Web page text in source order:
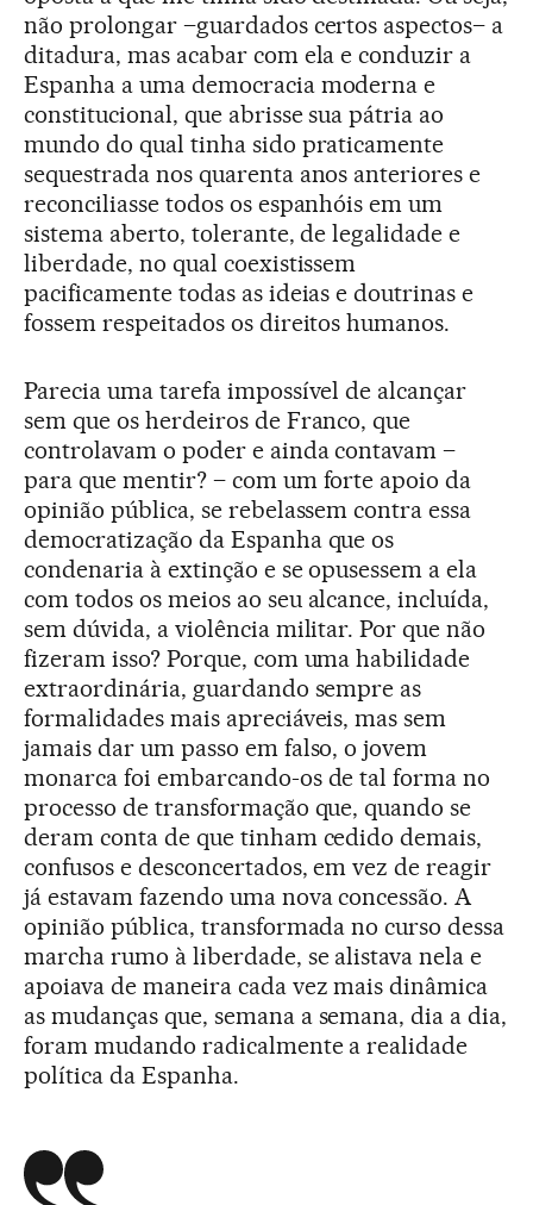
não prolongar –guardados certos aspectos– a
ditadura, mas acabar com ela e conduzir a
Espanha a uma democracia moderna e
constitucional, que abrisse sua pátria ao
mundo do qual tinha sido praticamente
sequestrada nos quarenta anos anteriores e
reconciliasse todos os espanhóis em um
sistema aberto, tolerante, de legalidade e
liberdade, no qual coexistissem
pacificamente todas as ideias e doutrinas e
fossem respeitados os direitos humanos.
Parecia uma tarefa impossível de alcançar
sem que os herdeiros de Franco, que
controlavam o poder e ainda contavam –
para que mentir? – com um forte apoio da
opinião pública, se rebelassem contra essa
democratização da Espanha que os
condenaria à extinção e se opusessem a ela
com todos os meios ao seu alcance, incluída,
sem dúvida, a violência militar. Por que não
fizeram isso? Porque, com uma habilidade
extraordinária, guardando sempre as
formalidades mais apreciáveis, mas sem
jamais dar um passo em falso, o jovem
monarca foi embarcando-os de tal forma no
processo de transformação que, quando se
deram conta de que tinham cedido demais,
confusos e desconcertados, em vez de reagir
já estavam fazendo uma nova concessão. A
opinião pública, transformada no curso dessa
marcha rumo à liberdade, se alistava nela e
apoiava de maneira cada vez mais dinâmica
as mudanças que, semana a semana, dia a dia,
foram mudando radicalmente a realidade
política da Espanha.